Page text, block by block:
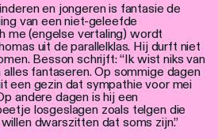
en jongeren is fantasie de
van een niet-geleefde
me (engelse vertaling) wordt
uit de parallelklas. Hij durft niet
Besson schrijft: “Ik wist niks van
alles fantaseren. Op sommige dagen
een gezin dat sympathie voor mei
andere dagen is hij een
losgeslagen zoals telgen die
dwarszitten dat soms zijn.”